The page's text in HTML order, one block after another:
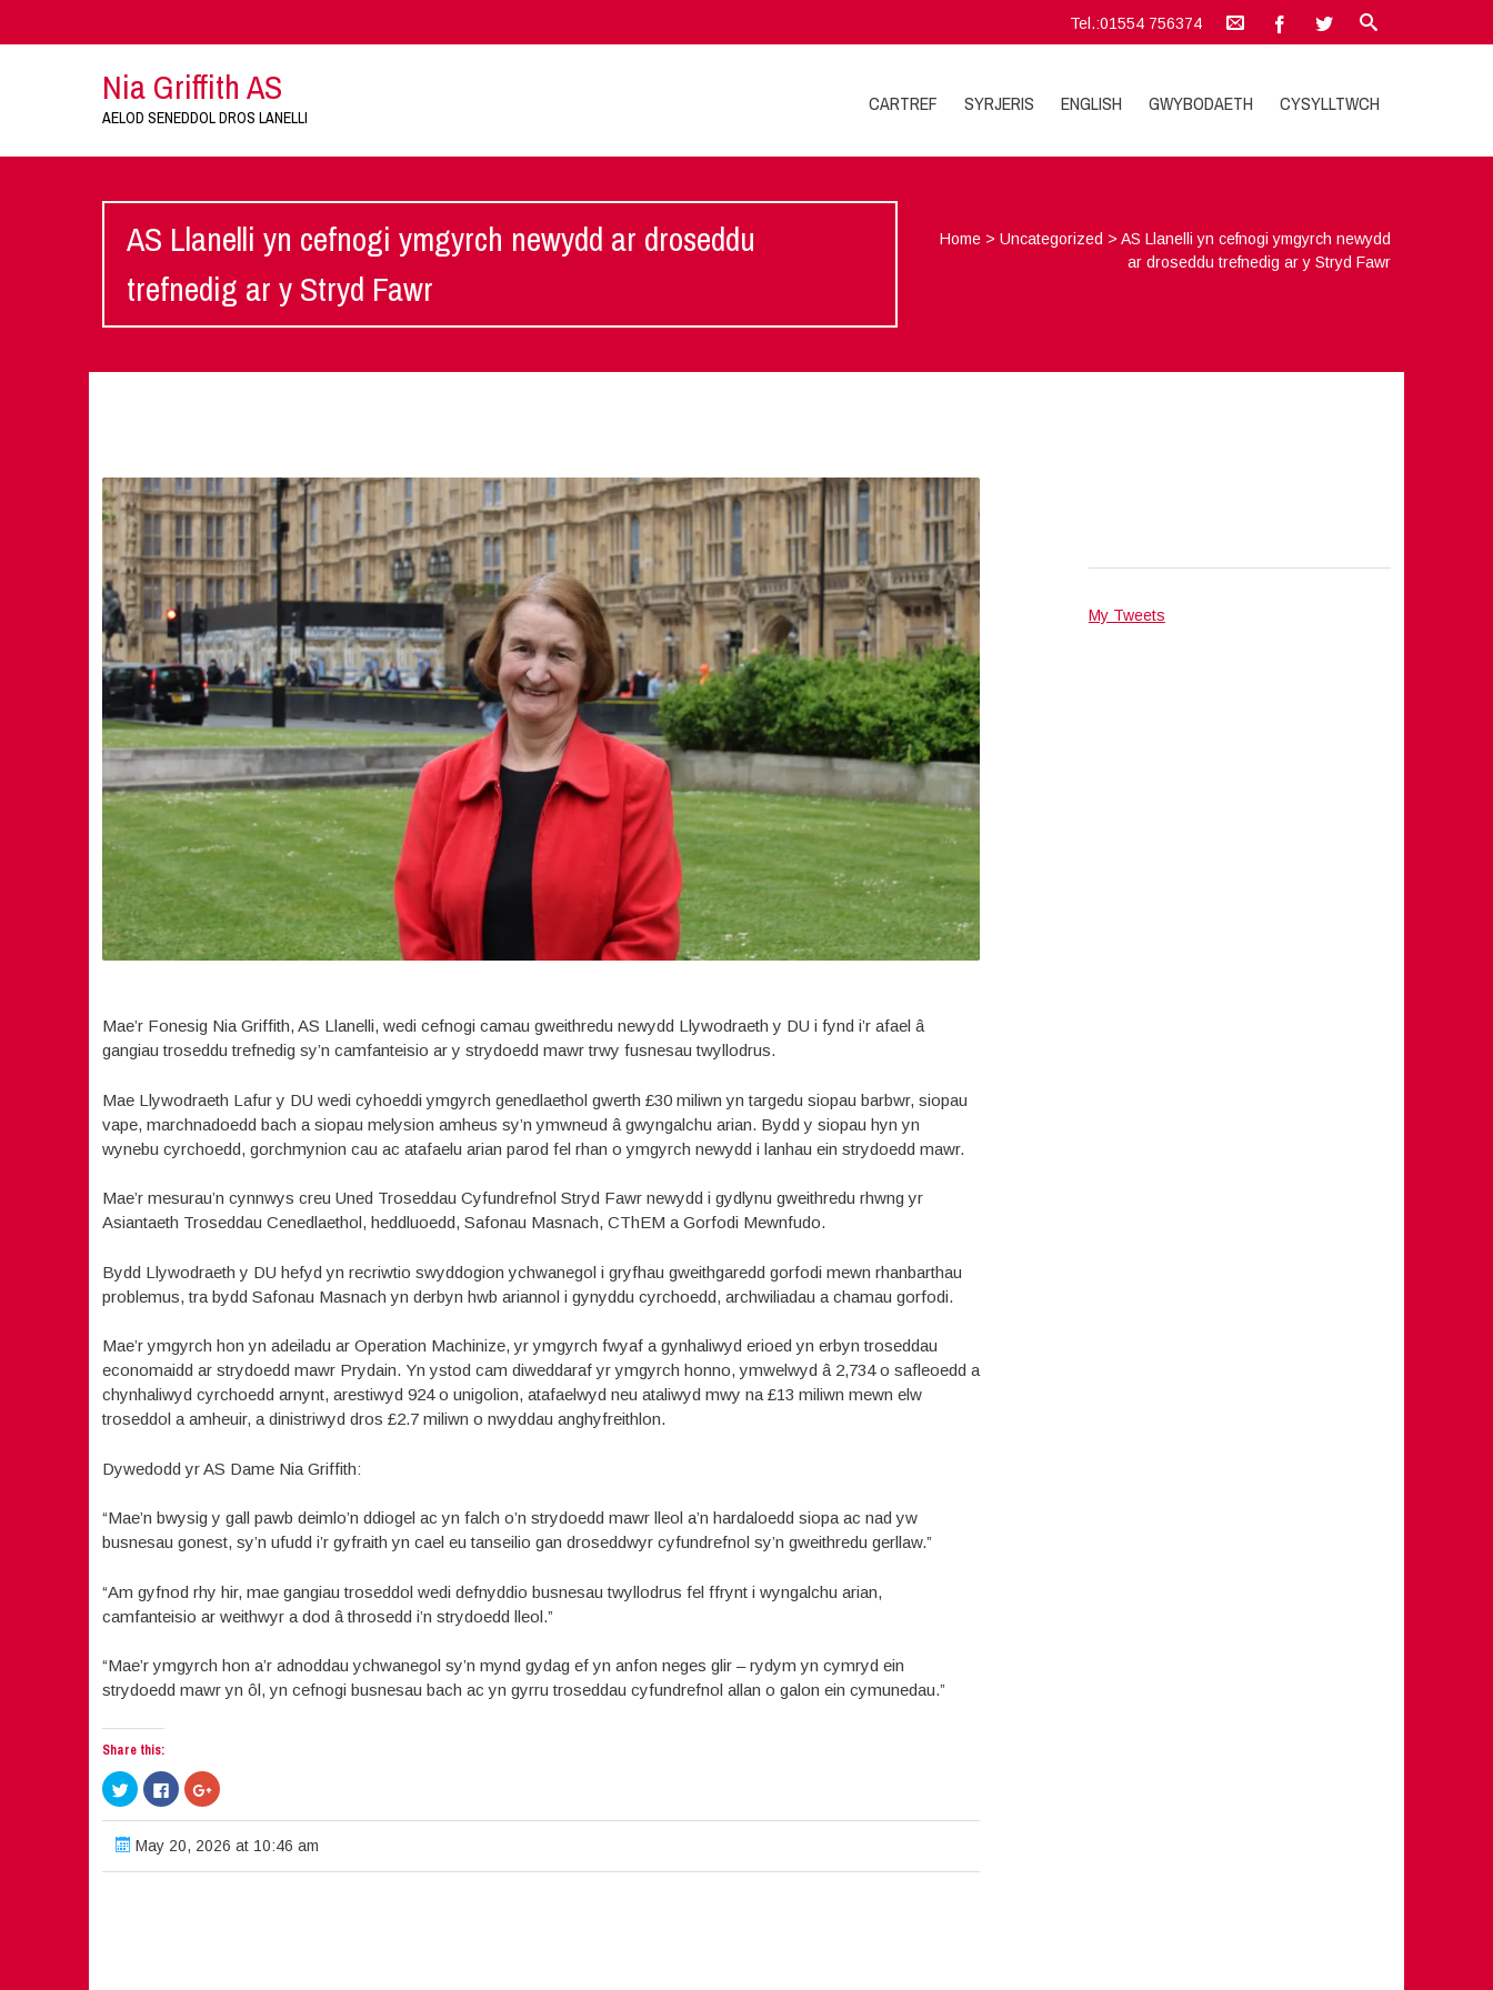
Tel.:01554 756374
Nia Griffith AS
AELOD SENEDDOL DROS LANELLI
CARTREF SYRJERIS ENGLISH GWYBODAETH CYSYLLTWCH
AS Llanelli yn cefnogi ymgyrch newydd ar droseddu
trefnedig ar y Stryd Fawr
Home >Uncategorized >AS Llanelli yn cefnogi ymgyrch newydd
ar droseddu trefnedig ar y Stryd Fawr
Mae’r Fonesig Nia Griffith, AS Llanelli, wedi cefnogi camau gweithredu newydd Llywodraeth y DU i fynd i’r afael â
gangiau troseddu trefnedig sy’n camfanteisio ar y strydoedd mawr trwy fusnesau twyllodrus.
Mae Llywodraeth Lafur y DU wedi cyhoeddi ymgyrch genedlaethol gwerth £30 miliwn yn targedu siopau barbwr, siopau
vape, marchnadoedd bach a siopau melysion amheus sy’n ymwneud â gwyngalchu arian. Bydd y siopau hyn yn
wynebu cyrchoedd, gorchmynion cau ac atafaelu arian parod fel rhan o ymgyrch newydd i lanhau ein strydoedd mawr.
Mae’r mesurau’n cynnwys creu Uned Troseddau Cyfundrefnol Stryd Fawr newydd i gydlynu gweithredu rhwng yr
Asiantaeth Troseddau Cenedlaethol, heddluoedd, Safonau Masnach, CThEM a Gorfodi Mewnfudo.
Bydd Llywodraeth y DU hefyd yn recriwtio swyddogion ychwanegol i gryfhau gweithgaredd gorfodi mewn rhanbarthau
problemus, tra bydd Safonau Masnach yn derbyn hwb ariannol i gynyddu cyrchoedd, archwiliadau a chamau gorfodi.
Mae’r ymgyrch hon yn adeiladu ar Operation Machinize, yr ymgyrch fwyaf a gynhaliwyd erioed yn erbyn troseddau
economaidd ar strydoedd mawr Prydain. Yn ystod cam diweddaraf yr ymgyrch honno, ymwelwyd â 2,734 o safleoedd a
chynhaliwyd cyrchoedd arnynt, arestiwyd 924 o unigolion, atafaelwyd neu ataliwyd mwy na £13 miliwn mewn elw
troseddol a amheuir, a dinistriwyd dros £2.7 miliwn o nwyddau anghyfreithlon.
Dywedodd yr AS Dame Nia Griffith:
“Mae’n bwysig y gall pawb deimlo’n ddiogel ac yn falch o’n strydoedd mawr lleol a’n hardaloedd siopa ac nad yw
busnesau gonest, sy’n ufudd i’r gyfraith yn cael eu tanseilio gan droseddwyr cyfundrefnol sy’n gweithredu gerllaw.”
“Am gyfnod rhy hir, mae gangiau troseddol wedi defnyddio busnesau twyllodrus fel ffrynt i wyngalchu arian,
camfanteisio ar weithwyr a dod â throsedd i’n strydoedd lleol.”
“Mae’r ymgyrch hon a’r adnoddau ychwanegol sy’n mynd gydag ef yn anfon neges glir – rydym yn cymryd ein
strydoedd mawr yn ôl, yn cefnogi busnesau bach ac yn gyrru troseddau cyfundrefnol allan o galon ein cymunedau.”
Share this:
Click
to
share
on
Twitter
(Opens
new
Click
to
share
on
Facebook
(Opens
new
Click
to
on
Google+
(Opens
new
May 20, 2026 at 10:46 am
My Tweets